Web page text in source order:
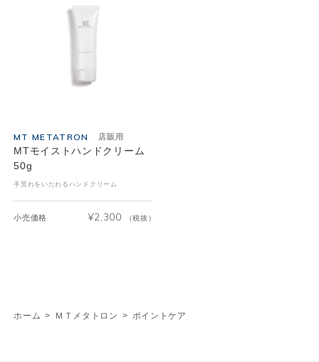
MT METATRON 店販用
MTモイストハンドクリーム
50g
手荒れをいたわるハンドクリーム
小売価格 ¥2,300 （税抜）
ホーム > ＭＴメタトロン > ポイントケア